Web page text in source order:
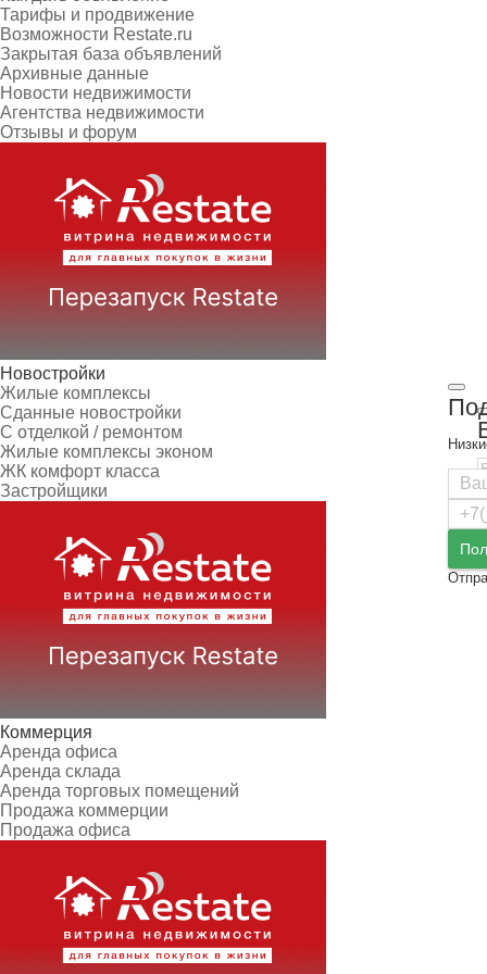
Тарифы и продвижение
Возможности Restate.ru
Закрытая база объявлений
Архивные данные
Новости недвижимости
Агентства недвижимости
Отзывы и форум
Новостройки
Жилые комплексы
Сданные новостройки
С отделкой / ремонтом
Жилые комплексы эконом
ЖК комфорт класса
Застройщики
Коммерция
Аренда офиса
Аренда склада
Аренда торговых помещений
Продажа коммерции
Продажа офиса